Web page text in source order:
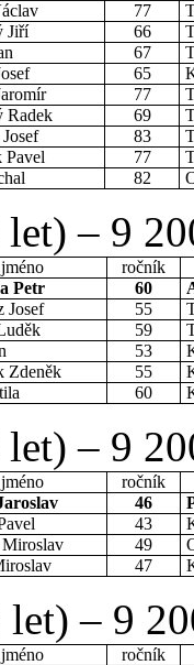
77
Jiří 66
67
65
77
Radek 69
83
Pavel 77
82
– 9
jméno
ročník
Petr 60
Josef 55
59
53
Zdeněk 55
60
– 9
jméno
ročník
46
43
49
47
– 9
jméno
ročník